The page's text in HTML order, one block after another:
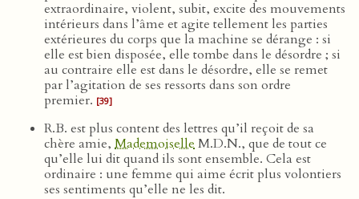
extraordinaire, violent, subit, excite des mouvements
intérieurs dans l’âme et agite tellement les parties
extérieures du corps que la machine se dérange : si
elle est bien disposée, elle tombe dans le désordre ; si
au contraire elle est dans le désordre, elle se remet
par l’agitation de ses ressorts dans son ordre
premier. [39]
R.B. est plus content des lettres qu’il reçoit de sa
chère amie, MademoiselleM.D.N., que de tout ce
qu’elle lui dit quand ils sont ensemble. Cela est
ordinaire : une femme qui aime écrit plus volontiers
ses sentiments qu’elle ne les dit.